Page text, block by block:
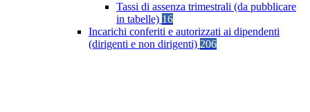
Tassi di assenza trimestrali (da pubblicare
in tabelle) 16
Incarichi conferiti e autorizzati ai dipendenti
(dirigenti e non dirigenti) 206